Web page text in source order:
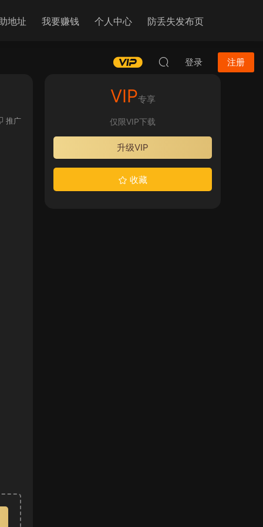
地址 我要赚钱 个人中心 防丢失发布页
登录 注册
推广
VIP专享
仅限VIP下载
升级VIP
收藏